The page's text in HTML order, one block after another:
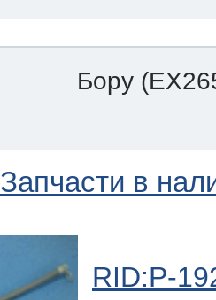
Бору
Запчасти в
RID:P-